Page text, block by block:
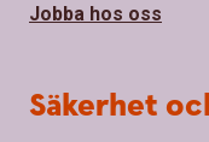
Jobba hos oss
Säkerhet